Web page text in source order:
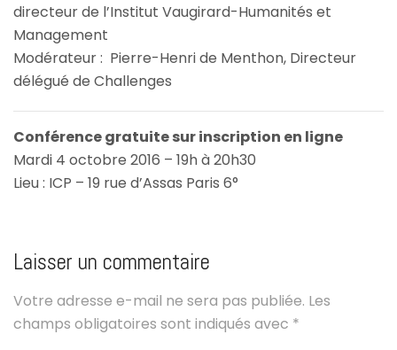
directeur de l’Institut Vaugirard-Humanités et
Management
Modérateur : Pierre-Henri de Menthon, Directeur
délégué de Challenges
Conférence gratuite sur inscription en ligne
Mardi 4 octobre 2016 – 19h à 20h30
Lieu : ICP – 19 rue d’Assas Paris 6°
Laisser un commentaire
Votre adresse e-mail ne sera pas publiée. Les
champs obligatoires sont indiqués avec *